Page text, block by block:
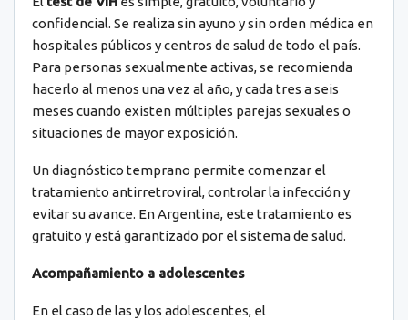
confidencial. Se realiza sin ayuno y sin orden médica en
hospitales públicos y centros de salud de todo el país.
Para personas sexualmente activas, se recomienda
hacerlo al menos una vez al año, y cada tres a seis
meses cuando existen múltiples parejas sexuales o
situaciones de mayor exposición.
Un diagnóstico temprano permite comenzar el
tratamiento antirretroviral, controlar la infección y
evitar su avance. En Argentina, este tratamiento es
gratuito y está garantizado por el sistema de salud.
Acompañamiento a adolescentes
En el caso de las y los adolescentes, el